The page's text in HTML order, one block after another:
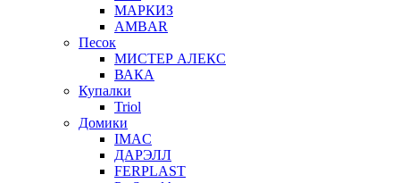
МАРКИЗ
AMBAR
Песок
МИСТЕР АЛЕКС
ВАКА
Купалки
Triol
Домики
IMAC
ДАРЭЛЛ
FERPLAST